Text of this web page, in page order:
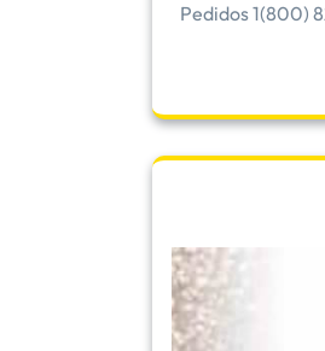
Pedidos 1(800)